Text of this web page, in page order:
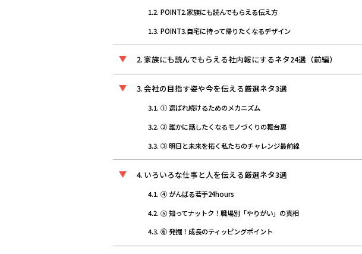
POINT2.家族にも読んでもらえる伝え方
POINT3.自宅に持って帰りたくなるデザイン
家族にも読んでもらえる社内報にするネタ24選（前編）
会社の目指す姿や今を伝える厳選ネタ3選
① 選ばれ続けるためのメカニズム
② 誰かに話したくなるモノづくりの舞台裏
③ 明日と未来を拓く私たちのチャレンジ最前線
いろいろな仕事と人を伝える厳選ネタ3選
④ がんばる若手24hours
⑤ 知ってナットク！職場別「やりがい」の真相
⑥ 発掘！成長のティッピングポイント